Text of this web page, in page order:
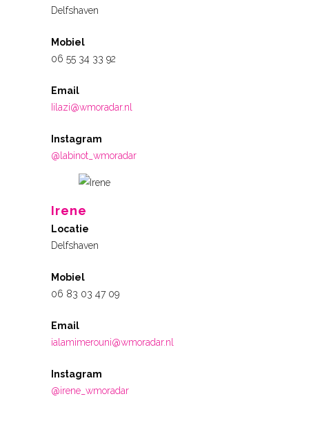
Delfshaven
Mobiel
06 55 34 33 92
Email
Iilazi@wmoradar.nl
Instagram
@labinot_wmoradar
Irene
Locatie
Delfshaven
Mobiel
06 83 03 47 09
Email
ialamimerouni@wmoradar.nl
Instagram
@irene_wmoradar